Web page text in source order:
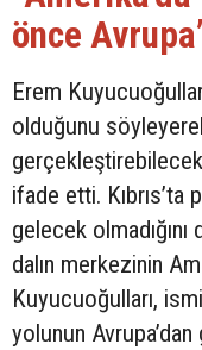
önce
Erem
olduğunu
ifade etti.
gelecek
dalın merkezinin
Kuyucuoğulları,
yolunun